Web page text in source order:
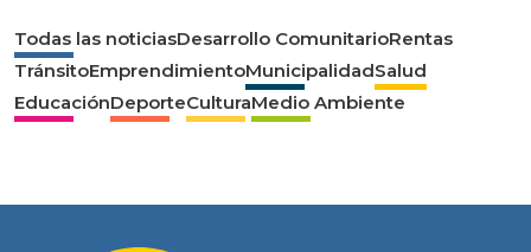
Todas las noticiasDesarrollo ComunitarioRentas
TránsitoEmprendimientoMunicipalidadSalud
EducaciónDeporteCulturaMedio Ambiente